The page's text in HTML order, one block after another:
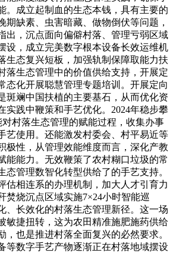
。成立起制血的生态本钱，具有主要的
期缺素、虫害暗藏、做物倒伏等问题，
出，沉点面向偏僻村落、管理亏弱区域
设，成立完美数字根本设备长效运维机
生态复兴短板，加强轨制保障取能力扶
落生态管理中的价值供给支持，开展定
态化开展聪慧管理专题培训。开展定向
斑斓中国扶植的主要基石，从而优化资
实践中鞭策和手艺优化。2024年稳步攀
对村落生态管理的赋能过程，收集办事
艺使用。还能激发村委会、村平易近等
极性，从管理效能维度而言，深化产教
能能力。无效鞭策了农村糊口垃圾的常
态管理数智化转型供给了的手艺支持。
估相连系的办理机制，加大人才引育力
焚烧沉点区域实施7×24小时智能巡
、长效化的村落生态管理新径。这一场
敏捷扭转，这为农田精准施肥施药供给
，也是推进村落全面复兴的必然要求。
等数字手艺产物逐渐正在村落地域摆设